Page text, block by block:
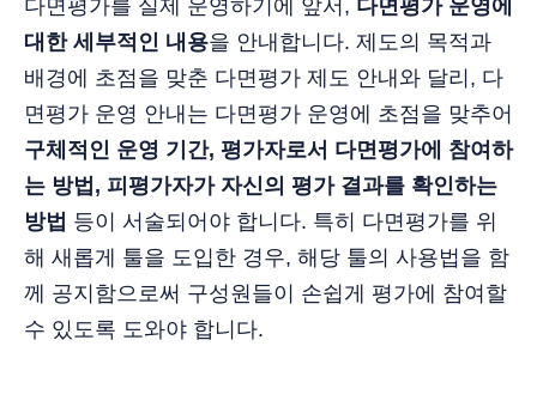
다면평가를 실제 운영하기에 앞서, 다면평가 운영에
대한 세부적인 내용을 안내합니다. 제도의 목적과
배경에 초점을 맞춘 다면평가 제도 안내와 달리, 다
면평가 운영 안내는 다면평가 운영에 초점을 맞추어
구체적인 운영 기간, 평가자로서 다면평가에 참여하
는 방법, 피평가자가 자신의 평가 결과를 확인하는
방법 등이 서술되어야 합니다. 특히 다면평가를 위
해 새롭게 툴을 도입한 경우, 해당 툴의 사용법을 함
께 공지함으로써 구성원들이 손쉽게 평가에 참여할
수 있도록 도와야 합니다.